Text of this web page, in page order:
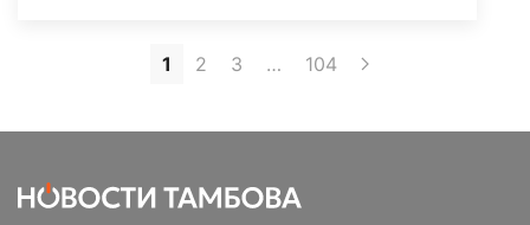
1 2 3 … 104